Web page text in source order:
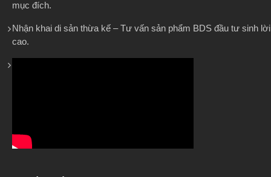
mục đích.
Nhận khai di sản thừa kế – Tư vấn sản phẩm BDS đầu tư sinh lời
cao.